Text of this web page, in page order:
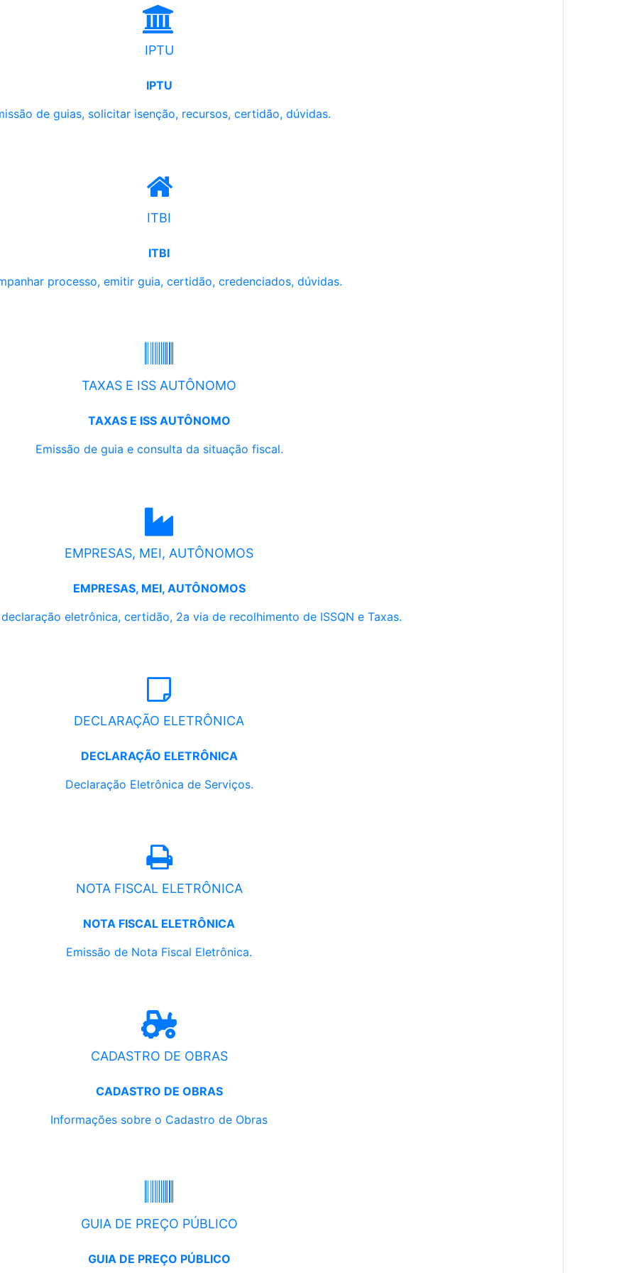
IPTU
IPTU
de guias, solicitar isenção, recursos, certidão, dúvidas.
ITBI
ITBI
processo, emitir guia, certidão, credenciados, dúvidas.
TAXAS E ISS AUTÔNOMO
TAXAS E ISS AUTÔNOMO
Emissão de guia e consulta da situação fiscal.
EMPRESAS, MEI, AUTÔNOMOS
EMPRESAS, MEI, AUTÔNOMOS
eletrônica, certidão, 2a via de recolhimento de ISSQN e Taxas.
DECLARAÇÃO ELETRÔNICA
DECLARAÇÃO ELETRÔNICA
Declaração Eletrônica de Serviços.
NOTA FISCAL ELETRÔNICA
NOTA FISCAL ELETRÔNICA
Emissão de Nota Fiscal Eletrônica.
CADASTRO DE OBRAS
CADASTRO DE OBRAS
Informações sobre o Cadastro de Obras
GUIA DE PREÇO PÚBLICO
GUIA DE PREÇO PÚBLICO